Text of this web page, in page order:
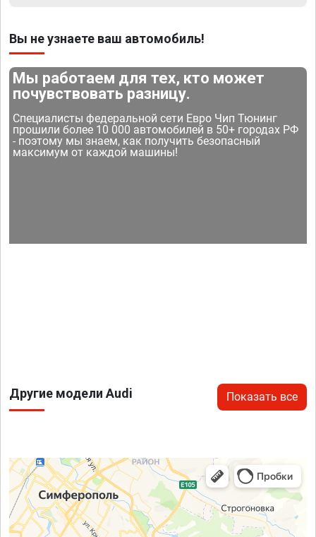
Вы не узнаете ваш автомобиль!
Мы работаем для тех, кто может
почувствовать разницу.
Специалисты федеральной сети Евро Чип Тюнинг
прошили более 10 000 автомобилей в 50+ городах РФ
- поэтому мы знаем, как получить безопасный
максимум от каждой машины!
Другие модели Audi Показать все